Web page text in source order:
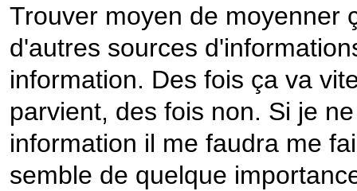
Trouver moyen de moyenner
d'autres sources
information. Des fois ça va
parvient, des fois non. Si je
information il me faudra me
semble de quelque